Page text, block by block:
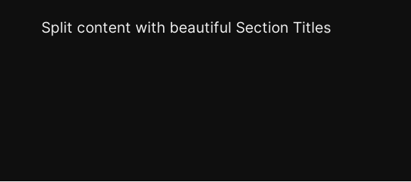
Split content with beautiful Section Titles